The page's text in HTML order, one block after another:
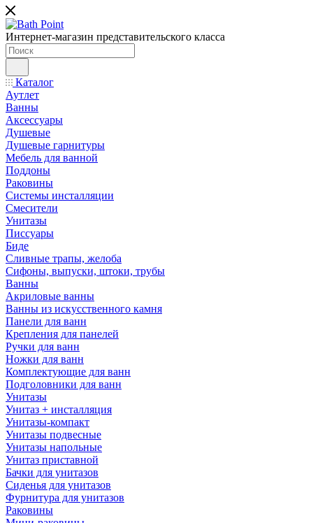
Интернет-магазин представительского класса
Каталог
Аутлет
Ванны
Аксессуары
Душевые
Душевые гарнитуры
Мебель для ванной
Поддоны
Раковины
Системы инсталляции
Смесители
Унитазы
Писсуары
Биде
Сливные трапы, желоба
Сифоны, выпуски, штоки, трубы
Ванны
Акриловые ванны
Ванны из искусственного камня
Панели для ванн
Крепления для панелей
Ручки для ванн
Ножки для ванн
Комплектующие для ванн
Подголовники для ванн
Унитазы
Унитаз + инсталляция
Унитазы-компакт
Унитазы подвесные
Унитазы напольные
Унитаз приставной
Бачки для унитазов
Сиденья для унитазов
Фурнитура для унитазов
Раковины